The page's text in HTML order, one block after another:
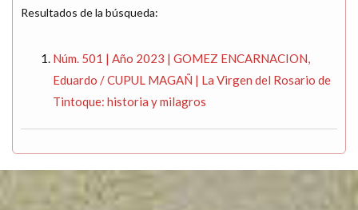
Resultados de la búsqueda:
Núm. 501 | Año 2023 | GOMEZ ENCARNACION,
Eduardo / CUPUL MAGAÑ | La Virgen del Rosario de
Tintoque: historia y milagros